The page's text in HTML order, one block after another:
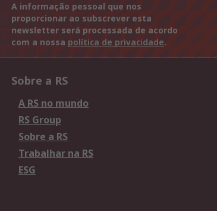
A informação pessoal que nos
proporcionar ao subscrever esta
newsletter será processada de acordo
com a nossa política de privacidade.
Sobre a RS
A RS no mundo
RS Group
Sobre a RS
Trabalhar na RS
ESG